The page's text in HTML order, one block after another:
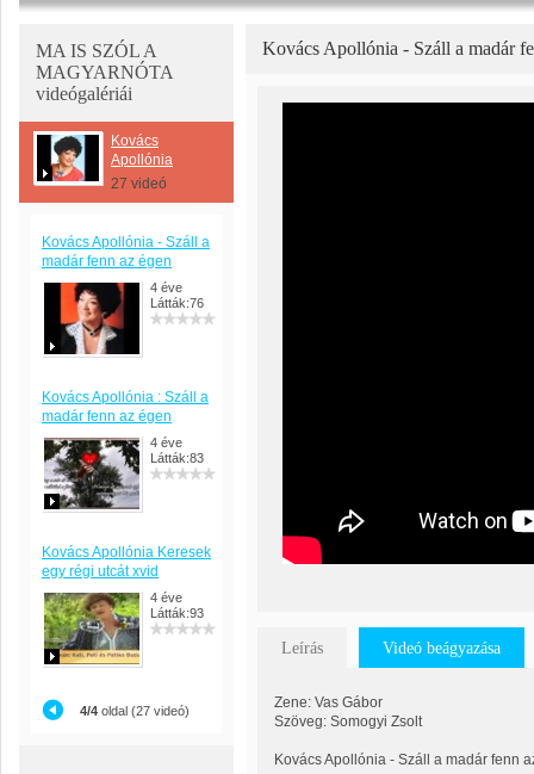
MA IS SZÓL A
MAGYARNÓTA
videógalériái
Kovács
Apollónia
27 videó
Kovács Apollónia - Száll a
madár fenn az égen
4 éve
Látták:76
Kovács Apollónia : Száll a
madár fenn az égen
4 éve
Látták:83
Kovács Apollónia Keresek
egy régi utcát xvid
4 éve
Látták:93
4/4 oldal (27 videó)
Kovács Apollónia - Száll a madár
Leírás Videó beágyazása
Zene: Vas Gábor
Szöveg: Somogyi Zsolt
Kovács Apollónia - Száll a madár fenn